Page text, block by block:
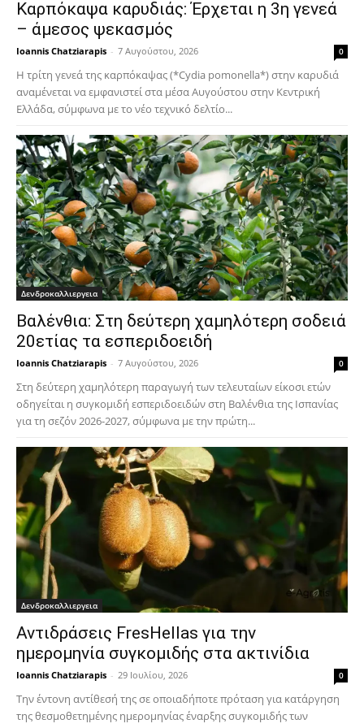
Καρπόκαψα καρυδιάς: Έρχεται η 3η γενεά
– άμεσος ψεκασμός
Ioannis Chatziarapis - 7 Αυγούστου, 2026 0
Η τρίτη γενεά της καρπόκαψας (*Cydia pomonella*) στην καρυδιά
αναμένεται να εμφανιστεί στα μέσα Αυγούστου στην Κεντρική
Ελλάδα, σύμφωνα με το νέο τεχνικό δελτίο...
Δενδροκαλλιεργεια
Βαλένθια: Στη δεύτερη χαμηλότερη σοδειά
20ετίας τα εσπεριδοειδή
Ioannis Chatziarapis - 7 Αυγούστου, 2026 0
Στη δεύτερη χαμηλότερη παραγωγή των τελευταίων είκοσι ετών
οδηγείται η συγκομιδή εσπεριδοειδών στη Βαλένθια της Ισπανίας
για τη σεζόν 2026-2027, σύμφωνα με την πρώτη...
Δενδροκαλλιεργεια
Αντιδράσεις FresHellas για την
ημερομηνία συγκομιδής στα ακτινίδια
Ioannis Chatziarapis - 29 Ιουλίου, 2026 0
Την έντονη αντίθεσή της σε οποιαδήποτε πρόταση για κατάργηση
της θεσμοθετημένης ημερομηνίας έναρξης συγκομιδής των